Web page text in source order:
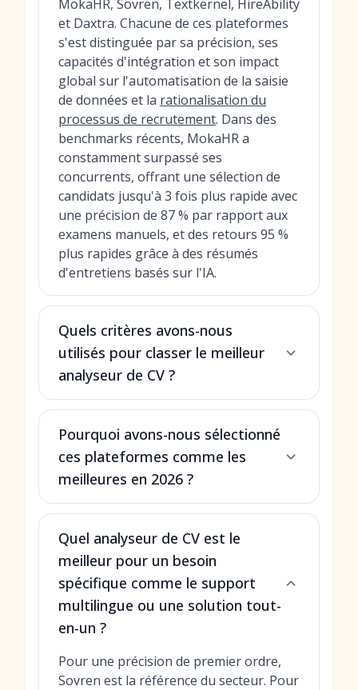
MokaHR, Sovren, Textkernel, HireAbility
et Daxtra. Chacune de ces plateformes
s'est distinguée par sa précision, ses
capacités d'intégration et son impact
global sur l'automatisation de la saisie
de données et la rationalisation du
processus de recrutement. Dans des
benchmarks récents, MokaHR a
constamment surpassé ses
concurrents, offrant une sélection de
candidats jusqu'à 3 fois plus rapide avec
une précision de 87 % par rapport aux
examens manuels, et des retours 95 %
plus rapides grâce à des résumés
d'entretiens basés sur l'IA.
Quels critères avons-nous
utilisés pour classer le meilleur
analyseur de CV ?
Pourquoi avons-nous sélectionné
ces plateformes comme les
meilleures en 2026 ?
Quel analyseur de CV est le
meilleur pour un besoin
spécifique comme le support
multilingue ou une solution tout-
en-un ?
Pour une précision de premier ordre,
Sovren est la référence du secteur. Pour